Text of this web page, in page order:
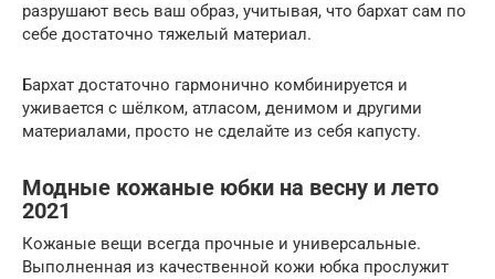
разрушают весь ваш образ, учитывая, что бархат сам по
себе достаточно тяжелый материал.
Бархат достаточно гармонично комбинируется и
уживается с шёлком, атласом, денимом и другими
материалами, просто не сделайте из себя капусту.
Модные кожаные юбки на весну и лето
2021
Кожаные вещи всегда прочные и универсальные.
Выполненная из качественной кожи юбка прослужит